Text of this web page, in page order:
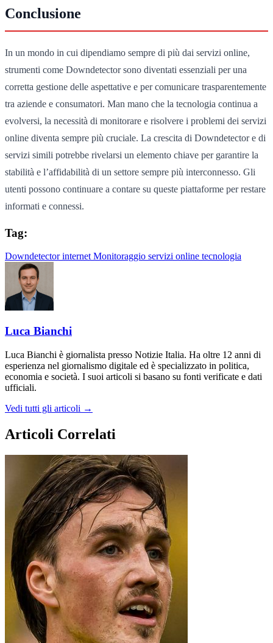
Conclusione
In un mondo in cui dipendiamo sempre di più dai servizi online,
strumenti come Downdetector sono diventati essenziali per una
corretta gestione delle aspettative e per comunicare trasparentemente
tra aziende e consumatori. Man mano che la tecnologia continua a
evolversi, la necessità di monitorare e risolvere i problemi dei servizi
online diventa sempre più cruciale. La crescita di Downdetector e di
servizi simili potrebbe rivelarsi un elemento chiave per garantire la
stabilità e l’affidabilità di un settore sempre più interconnesso. Gli
utenti possono continuare a contare su queste piattaforme per restare
informati e connessi.
Tag:
Downdetectorinternet Monitoraggio servizi online tecnologia
Luca Bianchi
Luca Bianchi è giornalista presso Notizie Italia. Ha oltre 12 anni di
esperienza nel giornalismo digitale ed è specializzato in politica,
economia e società. I suoi articoli si basano su fonti verificate e dati
ufficiali.
Vedi tutti gli articoli →
Articoli Correlati